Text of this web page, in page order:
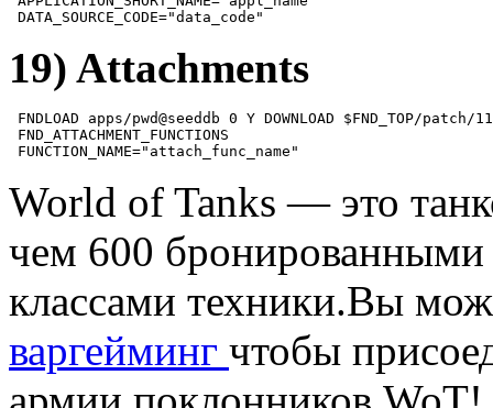
DATA_SOURCE_CODE="data_code"
19) Attachments
FNDLOAD apps/pwd@seeddb 0 Y DOWNLOAD
FND_ATTACHMENT_FUNCTIONS
FUNCTION_NAME="attach_func_name"
World of Tanks — это
чем 600
классами техники.Вы
варгейминг чтобы